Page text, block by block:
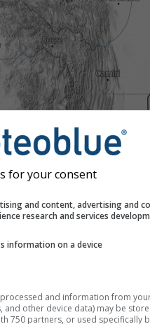
for your consent
and content, advertising and
research and services
information on a device
and information from
and other device data) may be
750 partners, or used specifically